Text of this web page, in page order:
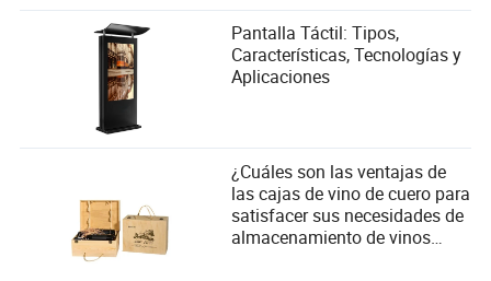
Pantalla Táctil: Tipos,
Características, Tecnologías y
Aplicaciones
¿Cuáles son las ventajas de
las cajas de vino de cuero para
satisfacer sus necesidades de
almacenamiento de vinos